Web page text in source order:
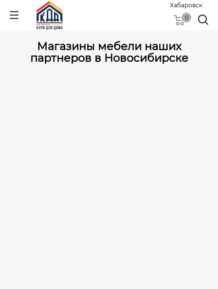
Хабаровск
0
Магазины мебели наших
партнеров в Новосибирске